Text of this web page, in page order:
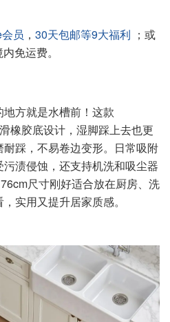
员 ， 30天包邮等9大福利 ；或
免运费。
地方就是水槽前！这款
橡胶底设计，湿脚踩上去也更
踩，不易卷边变形。日常吸附
渍侵蚀，还支持机洗和吸尘器
尺寸刚好适合放在厨房、洗
实用又提升居家质感。